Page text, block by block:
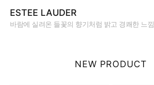
ESTEE LAUDER
바람에 실려온 들꽃의 향기처럼 밝고 경쾌한 느낌
NEW PRODUCT